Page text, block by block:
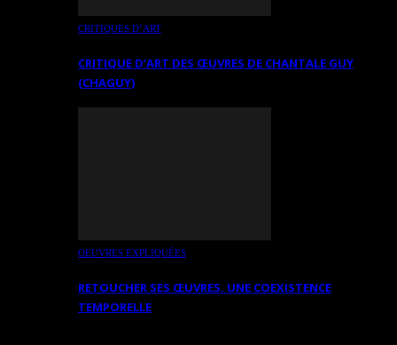
CRITIQUES D’ART
CRITIQUE D’ART DES ŒUVRES DE CHANTALE GUY
(CHAGUY)
OEUVRES EXPLIQUÉES
RETOUCHER SES ŒUVRES. UNE COEXISTENCE
TEMPORELLE